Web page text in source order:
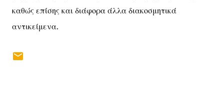
καθώς επίσης και διάφορα άλλα διακοσμητικά
αντικείμενα.